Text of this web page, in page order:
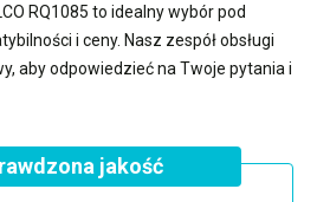
RQ1085 to idealny wybór pod
i ceny. Nasz zespół obsługi
aby odpowiedzieć na Twoje pytania i
jakość